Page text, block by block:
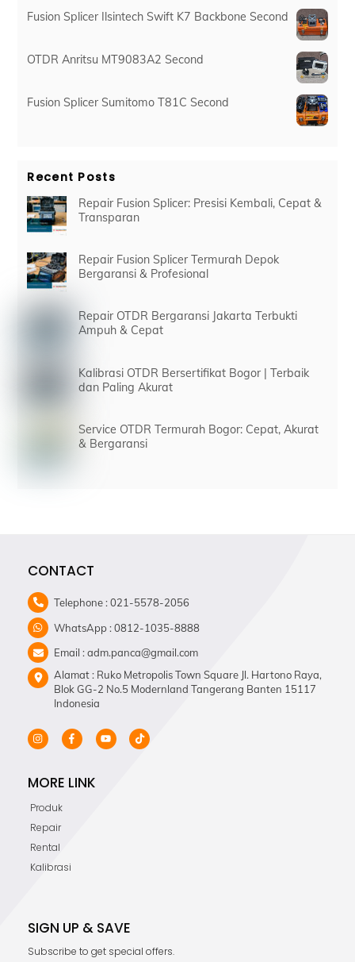
Fusion Splicer Ilsintech Swift K7 Backbone Second
OTDR Anritsu MT9083A2 Second
Fusion Splicer Sumitomo T81C Second
Recent Posts
Repair Fusion Splicer: Presisi Kembali, Cepat &
Transparan
Repair Fusion Splicer Termurah Depok
Bergaransi & Profesional
Repair OTDR Bergaransi Jakarta Terbukti
Ampuh & Cepat
Kalibrasi OTDR Bersertifikat Bogor | Terbaik
dan Paling Akurat
Service OTDR Termurah Bogor: Cepat, Akurat
& Bergaransi
CONTACT
Telephone : 021-5578-2056
WhatsApp : 0812-1035-8888
Email : adm.panca@gmail.com
Alamat : Ruko Metropolis Town Square Jl. Hartono Raya,
Blok GG-2 No.5 Modernland Tangerang Banten 15117
Indonesia
MORE LINK
Produk
Repair
Rental
Kalibrasi
SIGN UP & SAVE
Subscribe to get special offers.